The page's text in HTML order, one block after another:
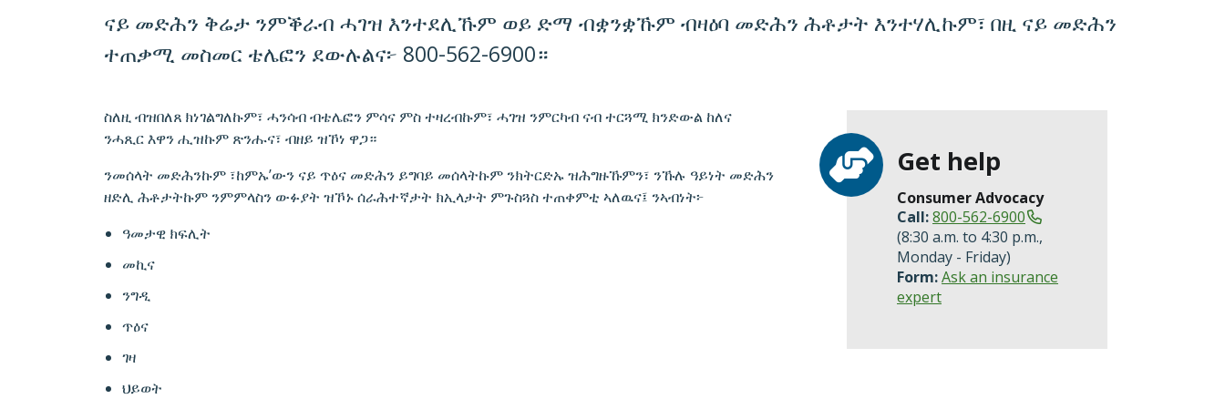
ናይ መድሕን ቅሬታ ንምቕራብ ሓገዝ እንተደሊኹም ወይ ድማ ብቋንቋኹም ብዛዕባ መድሕን ሕቶታት እንተሃሊኩም፣ በዚ ናይ መድሕን
ተጠቃሚ መስመር ቴሌፎን ደውሉልና፦ 800-562-6900።
ስለዚ ብዝበለጸ ክነገልግለኩም፣ ሓንሳብ ብቴሌፎን ምሳና ምስ ተዛረብኩም፣ ሓገዝ ንምርካብ ናብ ተርጓሚ ክንድውል ከለና
ንሓጺር እዋን ሒዝኩም ጽንሑና፣ ብዘይ ዝኾነ ዋጋ።
ንመሰላት መድሕንኩም ፣ከምኡ’ውን ናይ ጥዕና መድሕን ይግባይ መሰላትኩም ንክትርድኡ ዝሕግዙኹምን፣ ንኹሉ ዓይነት መድሕን
ዘድሊ ሕቶታትኩም ንምምላስን ውፉያት ዝኾኑ ሰራሕተኛታት ክኢላታት ምጉስጓስ ተጠቀምቲ ኣለዉና፤ ንኣብነት፦
ዓመታዊ ክፍሊት
መኪና
ንግዲ
ጥዕና
ገዛ
ህይወት
Get help
Consumer Advocacy
Call:800-562-6900
(8:30 a.m. to 4:30 p.m.,
Monday - Friday)
Form:Ask an insurance
expert